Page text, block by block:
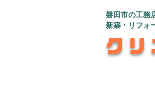
磐田市の工
新築・リフォ
ク